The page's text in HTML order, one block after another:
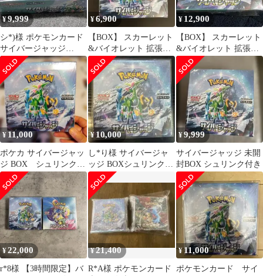
¥9,999
シ*)様 ポケモンカード
サイバージャッジ
1BOX シュリンク付き
¥6,900
【BOX】 スカーレット
&バイオレット 拡張パ
ック サイバージャッジ
¥ 12,900
【BOX】 スカーレット
&バイオレット 拡張パ
ック サイバージャッジ
¥ 11,000
ポケカ サイバージャッ
ジ BOX シュリンク付
き
¥10,000
し*り様 サイバージャ
ッジ BOXシュリンク
+プラケース付き
¥9,999
サイバージャッジ 未開
封BOX シュリンク付き
¥22,000
r*8様 【3時間限定】バ
¥21,400
R*A様 ポケモンカード
¥11,000
ポケモンカード サイ